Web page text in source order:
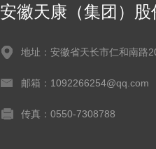
安徽天康（集团）股
地址：安徽省天长市仁和南路
邮箱：1092266254@qq.com
传真：0550-7308788